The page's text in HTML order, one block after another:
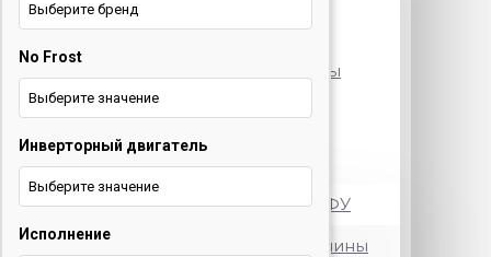
Кофемашины
Морозильные камеры
Ноутбуки
Принтеры и МФУ
Посудомоечные машины
Выберите бренд
No Frost
Выберите значение
Инверторный двигатель
Выберите значение
Исполнение